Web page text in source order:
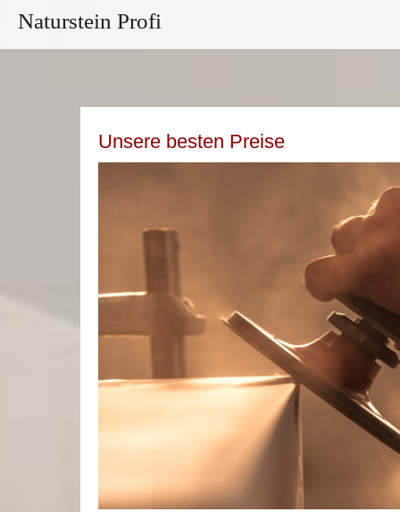
Naturstein Profi
Unsere besten Preise